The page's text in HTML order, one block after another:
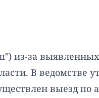
из-за выявленных
В ведомстве
выезд по